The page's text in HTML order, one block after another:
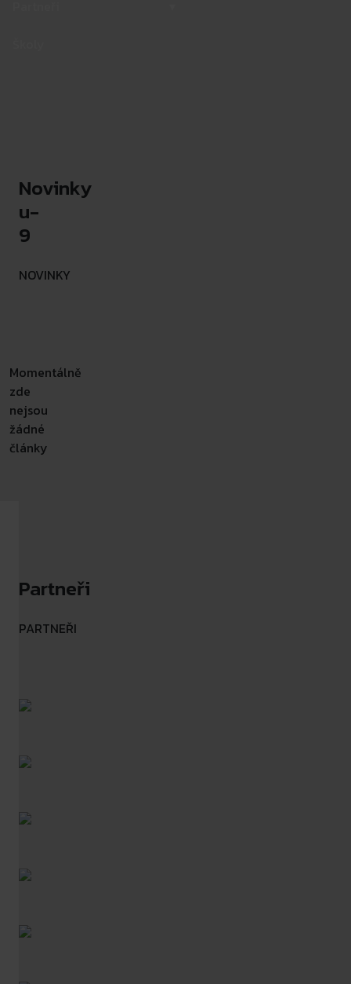
Novinky
u-
9
NOVINKY
Momentálně
zde
nejsou
žádné
články
Partneři
PARTNEŘI